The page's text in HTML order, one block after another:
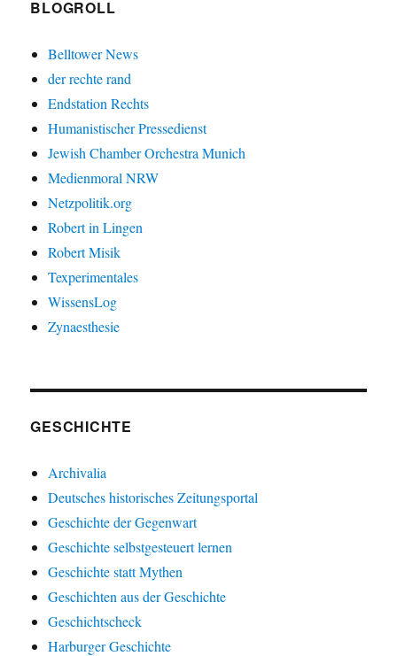
BLOGROLL
Belltower News
der rechte rand
Endstation Rechts
Humanistischer Pressedienst
Jewish Chamber Orchestra Munich
Medienmoral NRW
Netzpolitik.org
Robert in Lingen
Robert Misik
Texperimentales
WissensLog
Zynaesthesie
GESCHICHTE
Archivalia
Deutsches historisches Zeitungsportal
Geschichte der Gegenwart
Geschichte selbstgesteuert lernen
Geschichte statt Mythen
Geschichten aus der Geschichte
Geschichtscheck
Harburger Geschichte